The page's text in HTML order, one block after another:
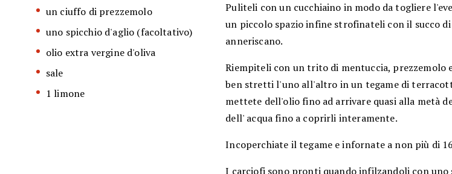
un ciuffo di prezzemolo
uno spicchio d'aglio (facoltativo)
olio extra vergine d'oliva
sale
1 limone
Puliteli con un cucchiaino in modo da togliere
un piccolo spazio infine strofinateli con il succo
anneriscano.
Riempiteli con un trito di mentuccia, prezzemolo
ben stretti l'uno all'altro in un tegame di
mettete dell'olio fino ad arrivare quasi alla metà
dell' acqua fino a coprirli interamente.
Incoperchiate il tegame e infornate a non più di
I carciofi sono pronti quando infilzandoli con